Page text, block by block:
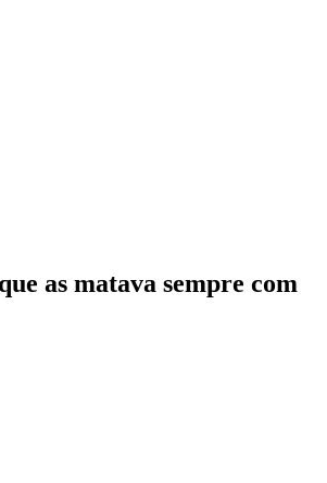
as matava sempre com